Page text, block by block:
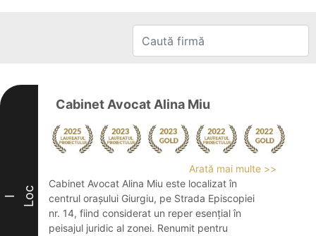
I Loc
Cabinet Avocat Alina Miu
Arată mai multe >>
Cabinet Avocat Alina Miu este localizat în
centrul orașului Giurgiu, pe Strada Episcopiei
nr. 14, fiind considerat un reper esențial în
peisajul juridic al zonei. Renumit pentru